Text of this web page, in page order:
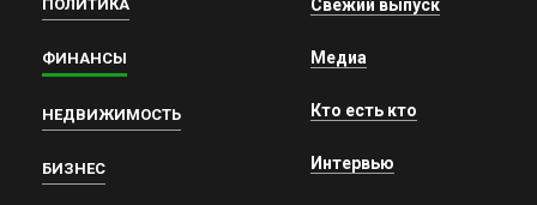
ПОЛИТИКА
ФИНАНСЫ
НЕДВИЖИМОСТЬ
БИЗНЕС
Свежий выпуск
Медиа
Кто есть кто
Интервью